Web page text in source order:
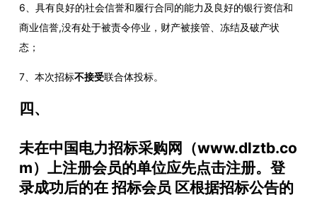
6、具有良好的社会信誉和履行合同的能力及良好的银行资信和
商业信誉,没有处于被责令停业，财产被接管、冻结及破产状
态；
7 、本次招标不接受联合体投标。
四、
未在中国电力招标采购网（www.dlztb.co
m）上注册会员的单位应先点击注册。登
录成功后的在 招标会员 区根据招标公告的